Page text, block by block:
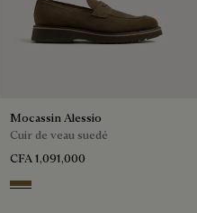
Mocassin Alessio
Cuir de veau suedé
CFA 1,091,000
Kaki